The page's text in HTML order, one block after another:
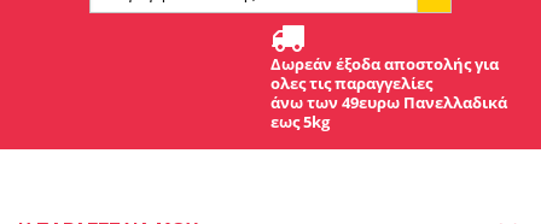
Δωρεάν έξοδα αποστολής για
ολες τις παραγγελίες
άνω των 49ευρω Πανελλαδικά
εως 5kg